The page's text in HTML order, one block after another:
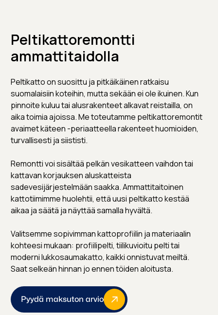
Peltikattoremontti
ammattitaidolla
Peltikatto on suosittu ja pitkäikäinen ratkaisu
suomalaisiin koteihin, mutta sekään ei ole ikuinen. Kun
pinnoite kuluu tai alusrakenteet alkavat reistailla, on
aika toimia ajoissa. Me toteutamme peltikattoremontit
avaimet käteen -periaatteella rakenteet huomioiden,
turvallisesti ja siististi.
Remontti voi sisältää pelkän vesikatteen vaihdon tai
kattavan korjauksen aluskatteista
sadevesijärjestelmään saakka. Ammattitaitoinen
kattotiimimme huolehtii, että uusi peltikatto kestää
aikaa ja säätä ja näyttää samalla hyvältä.
Valitsemme sopivimman kattoprofiilin ja materiaalin
kohteesi mukaan: profiilipelti, tiilikuvioitu pelti tai
moderni lukkosaumakatto, kaikki onnistuvat meiltä.
Saat selkeän hinnan jo ennen töiden aloitusta.
Pyydä maksuton arvio